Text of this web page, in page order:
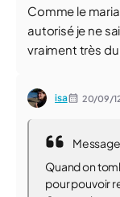
Comme le
autorisé je ne
vraiment très
isa 20/09/
Quand on
pour pouvoir